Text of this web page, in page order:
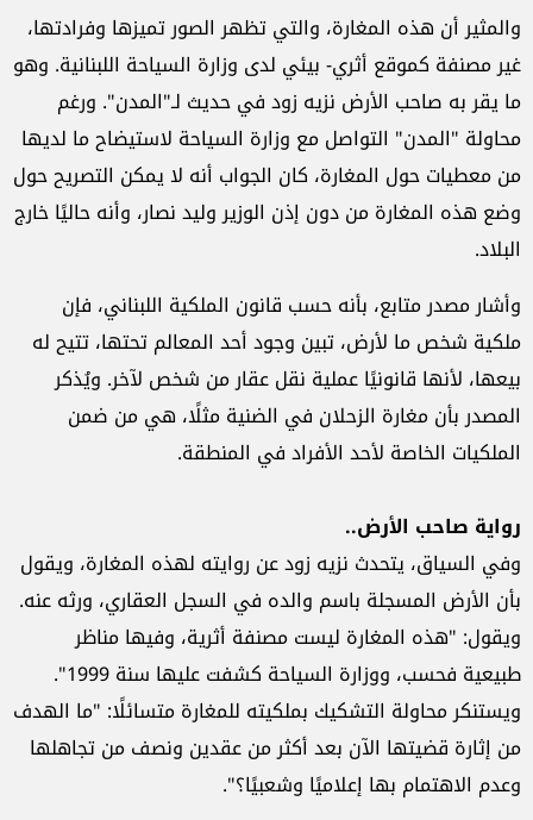
والمثير أن هذه المغارة، والتي تظهر الصور تميزها وفرادتها،
غير مصنفة كموقع أثري- بيئي لدى وزارة السياحة اللبنانية. وهو
ما يقر به صاحب الأرض نزيه زود في حديث لـ"المدن". ورغم
محاولة "المدن" التواصل مع وزارة السياحة لاستيضاح ما لديها
من معطيات حول المغارة، كان الجواب أنه لا يمكن التصريح حول
وضع هذه المغارة من دون إذن الوزير وليد نصار، وأنه حاليًا خارج
البلاد.
وأشار مصدر متابع، بأنه حسب قانون الملكية اللبناني، فإن
ملكية شخص ما لأرض، تبين وجود أحد المعالم تحتها، تتيح له
بيعها، لأنها قانونيًا عملية نقل عقار من شخص لآخر. ويُذكر
المصدر بأن مغارة الزحلان في الضنية مثلًا، هي من ضمن
الملكيات الخاصة لأحد الأفراد في المنطقة.
رواية صاحب الأرض..
وفي السياق، يتحدث نزيه زود عن روايته لهذه المغارة، ويقول
بأن الأرض المسجلة باسم والده في السجل العقاري، ورثه عنه.
ويقول: "هذه المغارة ليست مصنفة أثرية، وفيها مناظر
طبيعية فحسب، ووزارة السياحة كشفت عليها سنة 1999".
ويستنكر محاولة التشكيك بملكيته للمغارة متسائلًا: "ما الهدف
من إثارة قضيتها الآن بعد أكثر من عقدين ونصف من تجاهلها
وعدم الاهتمام بها إعلاميًا وشعبيًا؟".